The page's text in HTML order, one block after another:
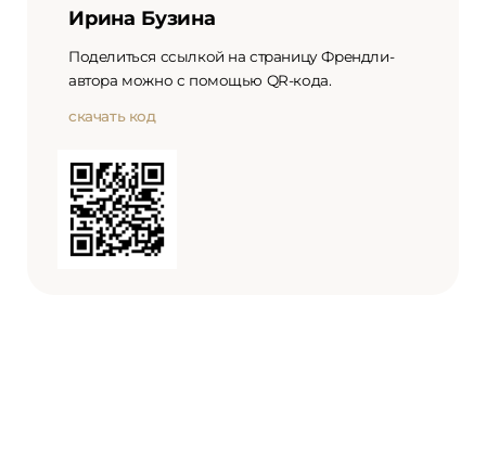
Ирина Бузина
Поделиться ссылкой на страницу Френдли-
автора можно с помощью QR-кода.
скачать код